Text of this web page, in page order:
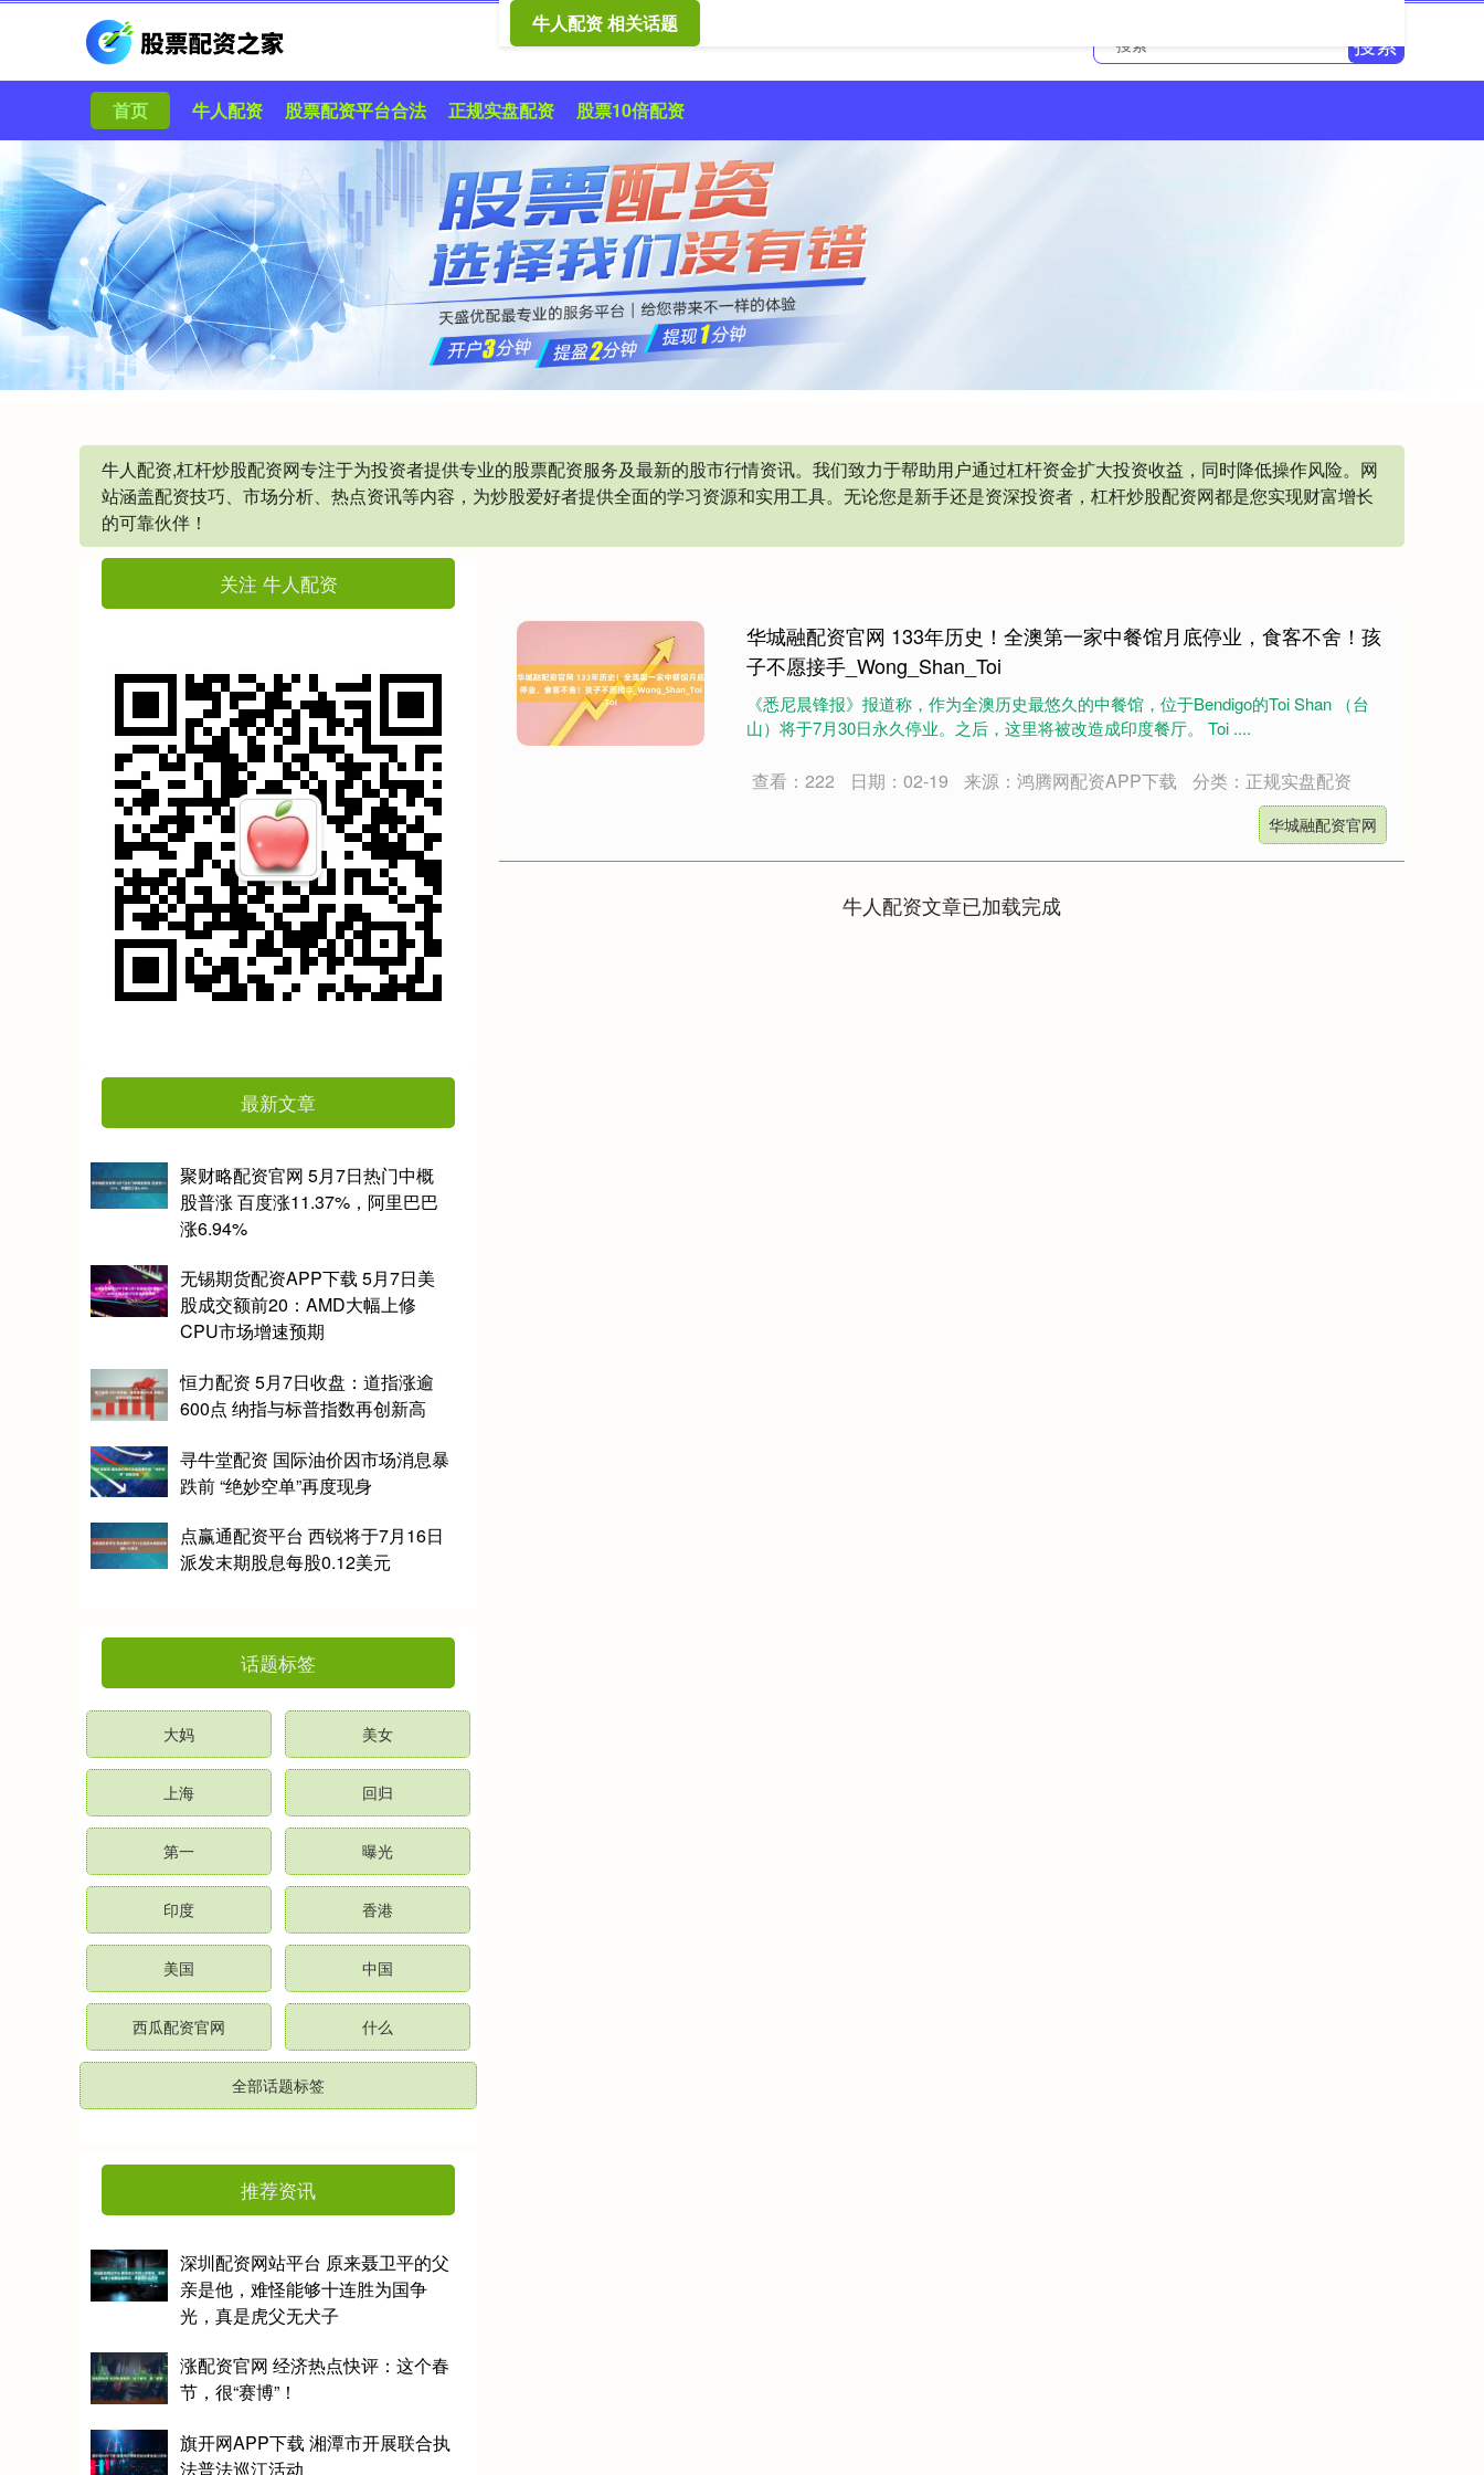
搜索
首页 牛人配资 股票配资平台合法 正规实盘配资 股票10倍配资
牛人配资,杠杆炒股配资网专注于为投资者提供专业的股票配资服务及最新的股市行情资讯。我们致力于帮助用户通过杠杆资金扩大投资收益，同时降低操作风险。网
站涵盖配资技巧、市场分析、热点资讯等内容，为炒股爱好者提供全面的学习资源和实用工具。无论您是新手还是资深投资者，杠杆炒股配资网都是您实现财富增长
的可靠伙伴！
牛人配资 相关话题
华城融配资官网 133年历史！全澳第一家中餐馆月底停业，食客不舍！孩
子不愿接手_Wong_Shan_Toi
《悉尼晨锋报》报道称，作为全澳历史最悠久的中餐馆，位于Bendigo的Toi Shan （台
山）将于7月30日永久停业。之后，这里将被改造成印度餐厅。 Toi ....
查看：222 日期：02-19 来源：鸿腾网配资APP下载 分类：正规实盘配资
华城融配资官网
牛人配资文章已加载完成
关注 牛人配资
最新文章
聚财略配资官网 5月7日热门中概
股普涨 百度涨11.37%，阿里巴巴
涨6.94%
无锡期货配资APP下载 5月7日美
股成交额前20：AMD大幅上修
CPU市场增速预期
恒力配资 5月7日收盘：道指涨逾
600点 纳指与标普指数再创新高
寻牛堂配资 国际油价因市场消息暴
跌前 “绝妙空单”再度现身
点赢通配资平台 西锐将于7月16日
派发末期股息每股0.12美元
话题标签
大妈 美女
上海 回归
第一 曝光
印度 香港
美国 中国
西瓜配资官网 什么
全部话题标签
推荐资讯
深圳配资网站平台 原来聂卫平的父
亲是他，难怪能够十连胜为国争
光，真是虎父无犬子
涨配资官网 经济热点快评：这个春
节，很“赛博”！
旗开网APP下载 湘潭市开展联合执
法普法巡江活动